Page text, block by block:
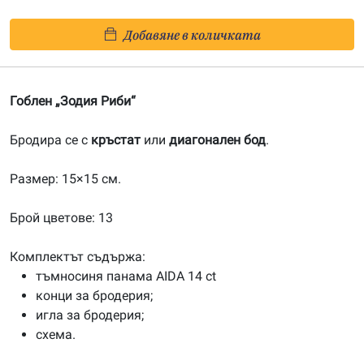
Риби
(кръстат
Добавяне в количката
Гоблен „Зодия Риби“
Бродира се с кръстат или диагонален бод.
Размер: 15×15 см.
Брой цветове: 13
Комплектът съдържа:
тъмносиня панама AIDA 14 ct
конци за бродерия;
игла за бродерия;
схема.